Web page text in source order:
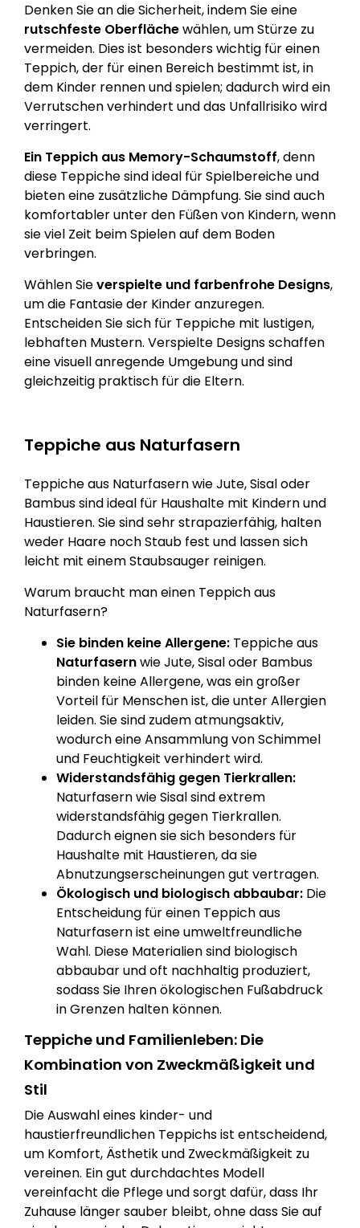
Denken Sie an die Sicherheit, indem Sie eine
rutschfeste Oberflächewählen, um Stürze zu
vermeiden. Dies ist besonders wichtig für einen
Teppich, der für einen Bereich bestimmt ist, in
dem Kinder rennen und spielen; dadurch wird ein
Verrutschen verhindert und das Unfallrisiko wird
verringert.
Ein Teppich aus Memory-Schaumstoff, denn
diese Teppiche sind ideal für Spielbereiche und
bieten eine zusätzliche Dämpfung. Sie sind auch
komfortabler unter den Füßen von Kindern, wenn
sie viel Zeit beim Spielen auf dem Boden
verbringen.
Wählen Sieverspielte und farbenfrohe Designs,
um die Fantasie der Kinder anzuregen.
Entscheiden Sie sich für Teppiche mit lustigen,
lebhaften Mustern. Verspielte Designs schaffen
eine visuell anregende Umgebung und sind
gleichzeitig praktisch für die Eltern.
Teppiche aus Naturfasern
Teppiche aus Naturfasern wie Jute, Sisal oder
Bambus sind ideal für Haushalte mit Kindern und
Haustieren. Sie sind sehr strapazierfähig, halten
weder Haare noch Staub fest und lassen sich
leicht mit einem Staubsauger reinigen.
Warum braucht man einen Teppich aus
Naturfasern?
Sie binden keine Allergene: Teppiche aus
Naturfasernwie Jute, Sisal oder Bambus
binden keine Allergene, was ein großer
Vorteil für Menschen ist, die unter Allergien
leiden. Sie sind zudem atmungsaktiv,
wodurch eine Ansammlung von Schimmel
und Feuchtigkeit verhindert wird.
Widerstandsfähig gegen Tierkrallen:
Naturfasern wie Sisal sind extrem
widerstandsfähig gegen Tierkrallen.
Dadurch eignen sie sich besonders für
Haushalte mit Haustieren, da sie
Abnutzungserscheinungen gut vertragen.
Ökologisch und biologisch abbaubar: Die
Entscheidung für einen Teppich aus
Naturfasern ist eine umweltfreundliche
Wahl. Diese Materialien sind biologisch
abbaubar und oft nachhaltig produziert,
sodass Sie Ihren ökologischen Fußabdruck
in Grenzen halten können.
Teppiche und Familienleben: Die
Kombination von Zweckmäßigkeit und
Stil
Die Auswahl eines kinder- und
haustierfreundlichen Teppichs ist entscheidend,
um Komfort, Ästhetik und Zweckmäßigkeit zu
vereinen. Ein gut durchdachtes Modell
vereinfacht die Pflege und sorgt dafür, dass Ihr
Zuhause länger sauber bleibt, ohne dass Sie auf